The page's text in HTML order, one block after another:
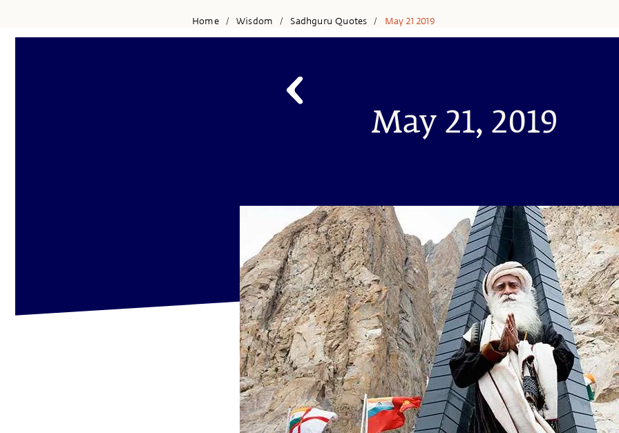
Home / Wisdom / Sadhguru Quotes / May 21 2019
May 21, 2019